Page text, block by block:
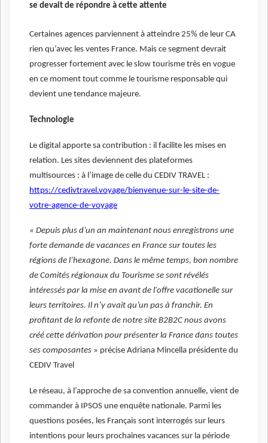
se devait de répondre à cette attente
Certaines agences parviennent à atteindre 25% de leur CA
rien qu’avec les ventes France. Mais ce segment devrait
progresser fortement avec le slow tourisme très en vogue
en ce moment tout comme le tourisme responsable qui
devient une tendance majeure.
Technologie
Le digital apporte sa contribution : il facilite les mises en
relation. Les sites deviennent des plateformes
multisources : à l’image de celle du CEDIV TRAVEL :
https://cedivtravel.voyage/bienvenue-sur-le-site-de-
votre-agence-de-voyage
« Depuis plus d’un an maintenant nous enregistrons une
forte demande de vacances en France sur toutes les
régions de l’hexagone. Dans le même temps, bon nombre
de Comités régionaux du Tourisme se sont révélés
intéressés par la mise en avant de l'offre vacationelle sur
leurs territoires. Il n’y avait qu’un pas à franchir. En
profitant de la refonte de notre site B2B2C nous avons
créé cette dérivation pour présenter la France dans toutes
ses composantes » précise Adriana Mincella présidente du
CEDIV Travel
Le réseau, à l’approche de sa convention annuelle, vient de
commander à IPSOS une enquête nationale. Parmi les
questions posées, les Français sont interrogés sur leurs
intentions pour leurs prochaines vacances sur la période